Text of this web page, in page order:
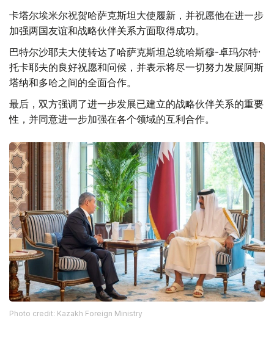
卡塔尔埃米尔祝贺哈萨克斯坦大使履新，并祝愿他在进一步
加强两国友谊和战略伙伴关系方面取得成功。
巴特尔沙耶夫大使转达了哈萨克斯坦总统哈斯穆-卓玛尔特·
托卡耶夫的良好祝愿和问候，并表示将尽一切努力发展阿斯
塔纳和多哈之间的全面合作。
最后，双方强调了进一步发展已建立的战略伙伴关系的重要
性，并同意进一步加强在各个领域的互利合作。
Photo credit: Kazakh Foreign Ministry